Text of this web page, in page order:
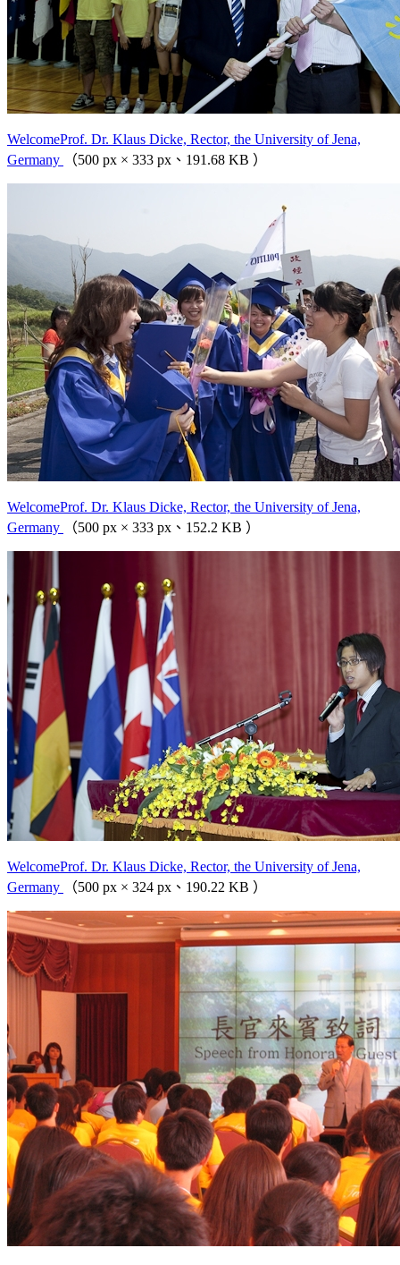
WelcomeProf. Dr. Klaus Dicke, Rector, the University of Jena,
Germany
（500 px × 333 px、191.68 KB ）
WelcomeProf. Dr. Klaus Dicke, Rector, the University of Jena,
Germany
（500 px × 333 px、152.2 KB ）
WelcomeProf. Dr. Klaus Dicke, Rector, the University of Jena,
Germany
（500 px × 324 px、190.22 KB ）